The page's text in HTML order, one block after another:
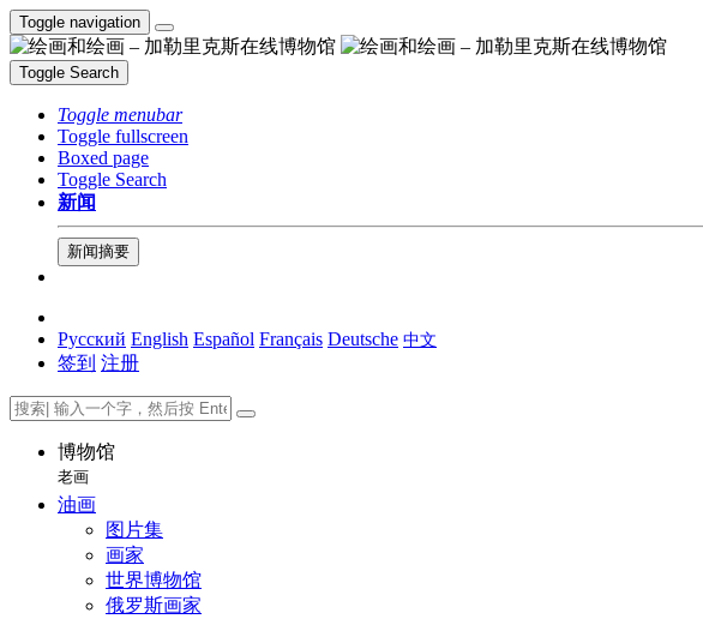
Toggle navigation
Toggle Search
Toggle menubar
Toggle fullscreen
Boxed page
Toggle Search
新闻
新闻摘要
Русский English Español Français Deutsche 中文
签到 注册
博物馆
老画
油画
图片集
画家
世界博物馆
俄罗斯画家